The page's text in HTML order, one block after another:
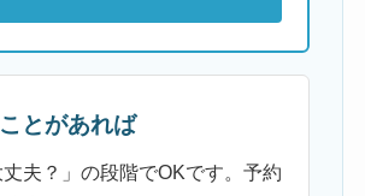
とがあれば
丈夫？」の段階でOKです。予約